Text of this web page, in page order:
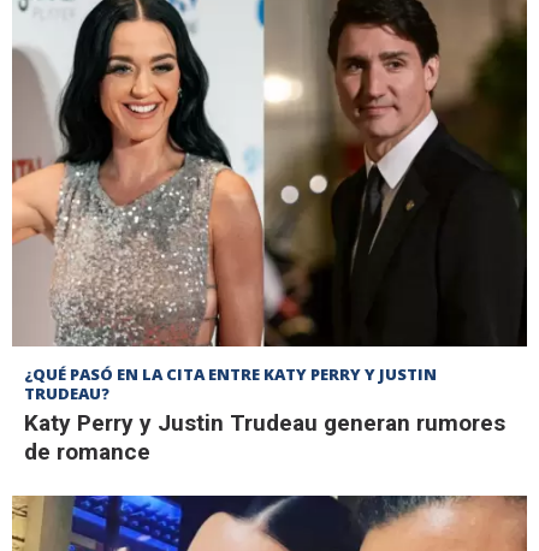
¿QUÉ PASÓ EN LA CITA ENTRE KATY PERRY Y JUSTIN
TRUDEAU?
Katy Perry y Justin Trudeau generan rumores
de romance